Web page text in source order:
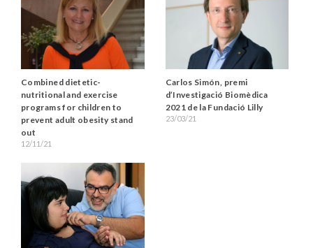
Combined dietetic-
nutritional and exercise
programs for children to
prevent adult obesity stand
out
12/11/21
Carlos Simón, premi
d’Investigació Biomèdica
2021 de la Fundació Lilly
23/03/21